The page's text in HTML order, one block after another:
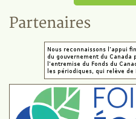
Partenaires